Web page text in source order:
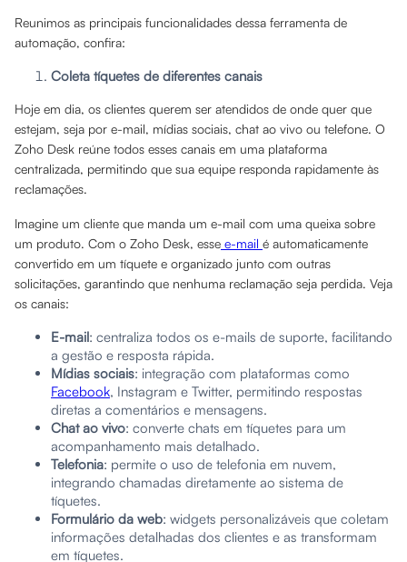
Reunimos as principais funcionalidades dessa ferramenta de
automação, confira:
Coleta tíquetes de diferentes canais
Hoje em dia, os clientes querem ser atendidos de onde quer que
estejam, seja por e-mail, mídias sociais, chat ao vivo ou telefone. O
Zoho Desk reúne todos esses canais em uma plataforma
centralizada, permitindo que sua equipe responda rapidamente às
reclamações.
Imagine um cliente que manda um e-mail com uma queixa sobre
um produto. Com o Zoho Desk, esse e-mail é automaticamente
convertido em um tíquete e organizado junto com outras
solicitações, garantindo que nenhuma reclamação seja perdida. Veja
os canais:
E-mail: centraliza todos os e-mails de suporte, facilitando
a gestão e resposta rápida.
Mídias sociais: integração com plataformas como
Facebook, Instagram e Twitter, permitindo respostas
diretas a comentários e mensagens.
Chat ao vivo: converte chats em tíquetes para um
acompanhamento mais detalhado.
Telefonia: permite o uso de telefonia em nuvem,
integrando chamadas diretamente ao sistema de
tíquetes.
Formulário da web: widgets personalizáveis que coletam
informações detalhadas dos clientes e as transformam
em tíquetes.